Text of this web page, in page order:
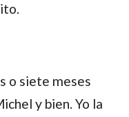
o siete meses
y bien. Yo la